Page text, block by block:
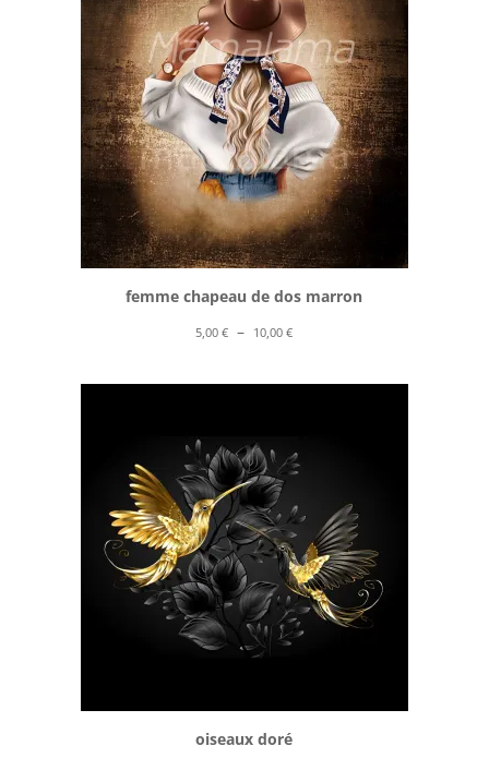
10,00 €
femme chapeau de dos marron
5,00€ – 10,00€Plage
prix :
10,00 €
oiseaux doré